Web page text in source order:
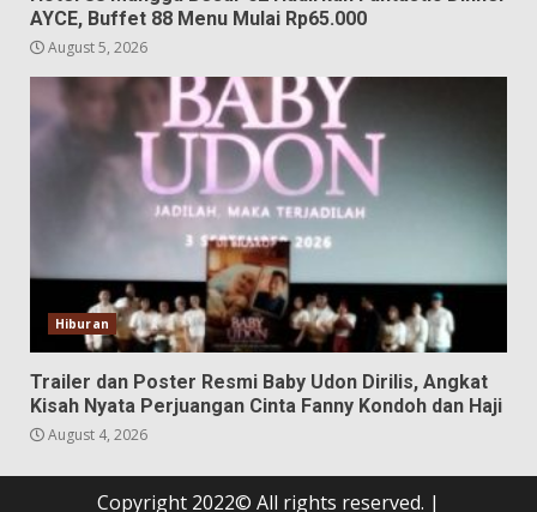
AYCE, Buffet 88 Menu Mulai Rp65.000
August 5, 2026
Hiburan
Trailer dan Poster Resmi Baby Udon Dirilis, Angkat
Kisah Nyata Perjuangan Cinta Fanny Kondoh dan Haji
August 4, 2026
Copyright 2022© All rights reserved. |